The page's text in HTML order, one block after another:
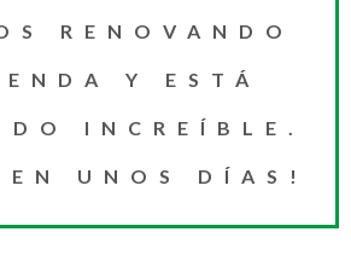
RENOVANDO
Y ESTÁ
INCREÍBLE.
EN UNOS DÍAS!